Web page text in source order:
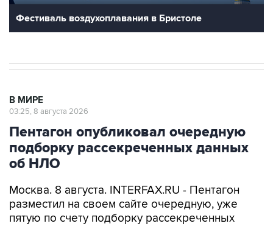
Пентагон опубликовал очередную
подборку рассекреченных данных
об НЛО
Москва. 8 августа. INTERFAX.RU - Пентагон
пятую по счету подборку рассекреченных
американских данных о неопознанных
аномальных явлениях (UAP).